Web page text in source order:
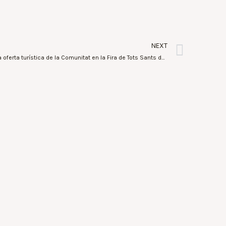
NEXT
Turisme Comunitat Valenciana difunde la oferta turística de la Comunitat en la Fira de Tots Sants de Cocentaina